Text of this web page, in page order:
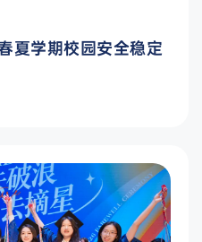
夏学期校园安全稳定